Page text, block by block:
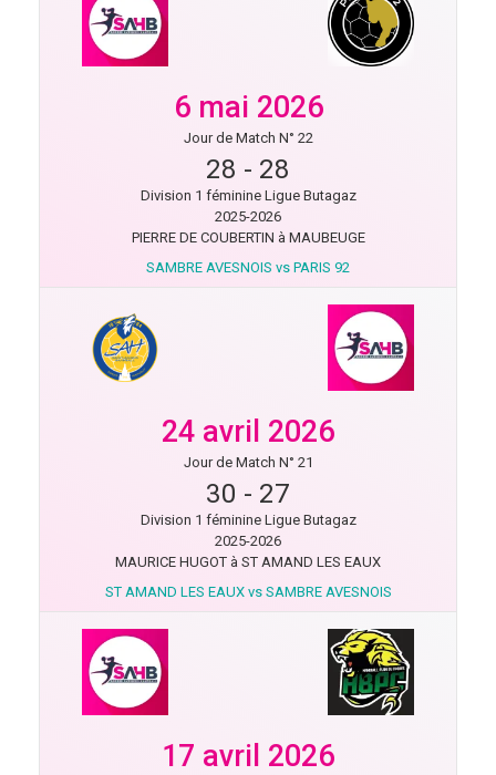
6 mai 2026
Jour de Match N° 22
28 - 28
Division 1 féminine Ligue Butagaz
2025-2026
PIERRE DE COUBERTIN à MAUBEUGE
SAMBRE AVESNOIS vs PARIS 92
24 avril 2026
Jour de Match N° 21
30 - 27
Division 1 féminine Ligue Butagaz
2025-2026
MAURICE HUGOT à ST AMAND LES EAUX
ST AMAND LES EAUX vs SAMBRE AVESNOIS
17 avril 2026